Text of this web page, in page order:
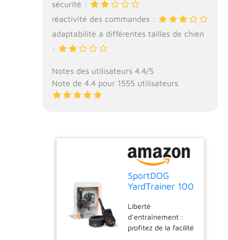
sécurité :
réactivité des commandes :
adaptabilité à différentes tailles de chien
:
Notes des utilisateurs 4.4/5
Note de 4.4 pour 1555 utilisateurs
SportDOG
YardTrainer 100
dressage à
distance pour
chien avec
Liberté
d'entraînement :
profitez de la facilité